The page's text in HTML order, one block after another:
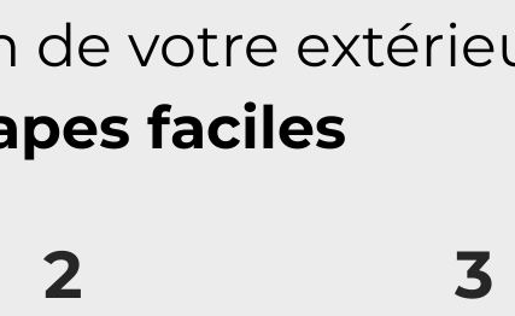
de votre
faciles
2 3